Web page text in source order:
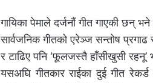
गायिका पेमाले दर्जनौं गीत गाएकी छन्
सार्वजनिक गीतको एरेञ्ज सन्तोष प्रगाढ
र टाढिए पनि ‘फूलजस्तै हाँसीखुसी
यसअघि गीतकार राईका दुई गीत